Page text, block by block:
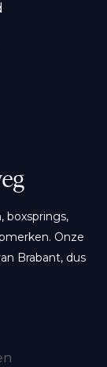
boxsprings,
Onze
Brabant, dus